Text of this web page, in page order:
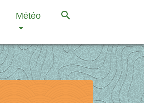
Météo search